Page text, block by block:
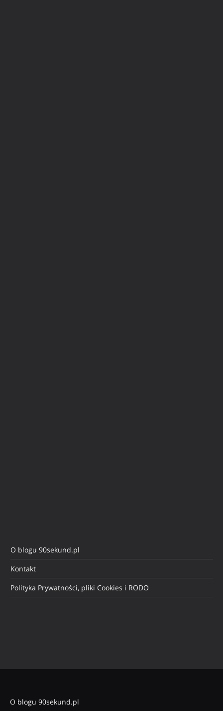
O blogu 90sekund.pl
Kontakt
Polityka Prywatności, pliki Cookies i RODO
O blogu 90sekund.pl